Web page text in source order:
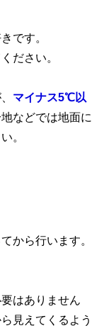
です。
ださい。
マイナス5℃以
などでは地面に
。
から行います。
はありません
見えてくるよう